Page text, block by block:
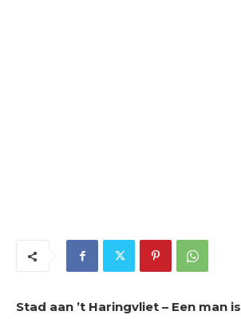
Stad aan ’t Haringvliet – Een man is